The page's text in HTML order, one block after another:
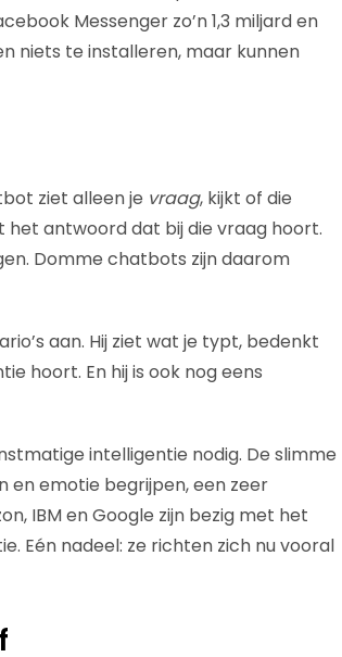
Messenger zo’n 1,3 miljard en
niets te installeren, maar kunnen
ziet alleen je vraag, kijkt of die
antwoord dat bij die vraag hoort.
Domme chatbots zijn daarom
aan. Hij ziet wat je typt, bedenkt
hoort. En hij is ook nog eens
intelligentie nodig. De slimme
emotie begrijpen, een zeer
IBM en Google zijn bezig met het
Eén nadeel: ze richten zich nu vooral